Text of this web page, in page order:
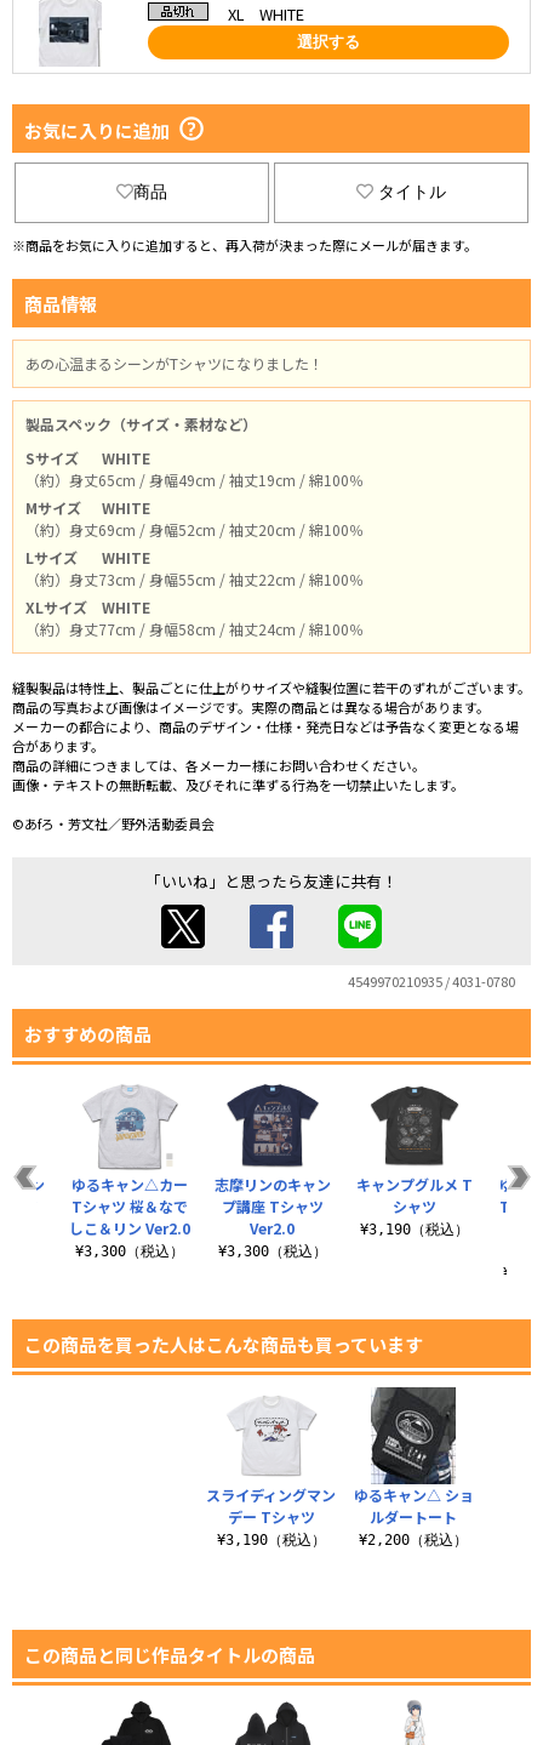
XL WHITE
選択する
お気に入りに追加
商品 タイトル
※商品をお気に入りに追加すると、再入荷が決まった際にメールが届きます。
商品情報
あの心温まるシーンがTシャツになりました！
製品スペック（サイズ・素材など）
Sサイズ
WHITE
（約）身丈65cm / 身幅49cm / 袖丈19cm / 綿100％
Mサイズ
WHITE
（約）身丈69cm / 身幅52cm / 袖丈20cm / 綿100％
Lサイズ
WHITE
（約）身丈73cm / 身幅55cm / 袖丈22cm / 綿100％
XLサイズ
WHITE
（約）身丈77cm / 身幅58cm / 袖丈24cm / 綿100％
縫製製品は特性上、製品ごとに仕上がりサイズや縫製位置に若干のずれがございます。
商品の写真および画像はイメージです。実際の商品とは異なる場合があります。
メーカーの都合により、商品のデザイン・仕様・発売日などは予告なく変更となる場
合があります。
商品の詳細につきましては、各メーカー様にお問い合わせください。
画像・テキストの無断転載、及びそれに準ずる行為を一切禁止いたします。
©あfろ・芳文社／野外活動委員会
「いいね」と思ったら友達に共有！
4549970210935 / 4031-0780
おすすめの商品
志摩リンのキャン
プ講座 Tシャツ
Ver2.0
¥3,300（税込）
キャンプグルメ T
シャツ
¥3,190（税込）
ゆる
Tシャ
ャン
ゆるキャン△カー
Tシャツ 桜＆なで
しこ＆リン Ver2.0
¥3,300（税込）
この商品を買った人はこんな商品も買っています
スライディングマン
デー Tシャツ
¥3,190（税込）
ゆるキャン△ ショ
ルダートート
¥2,200（税込）
この商品と同じ作品タイトルの商品